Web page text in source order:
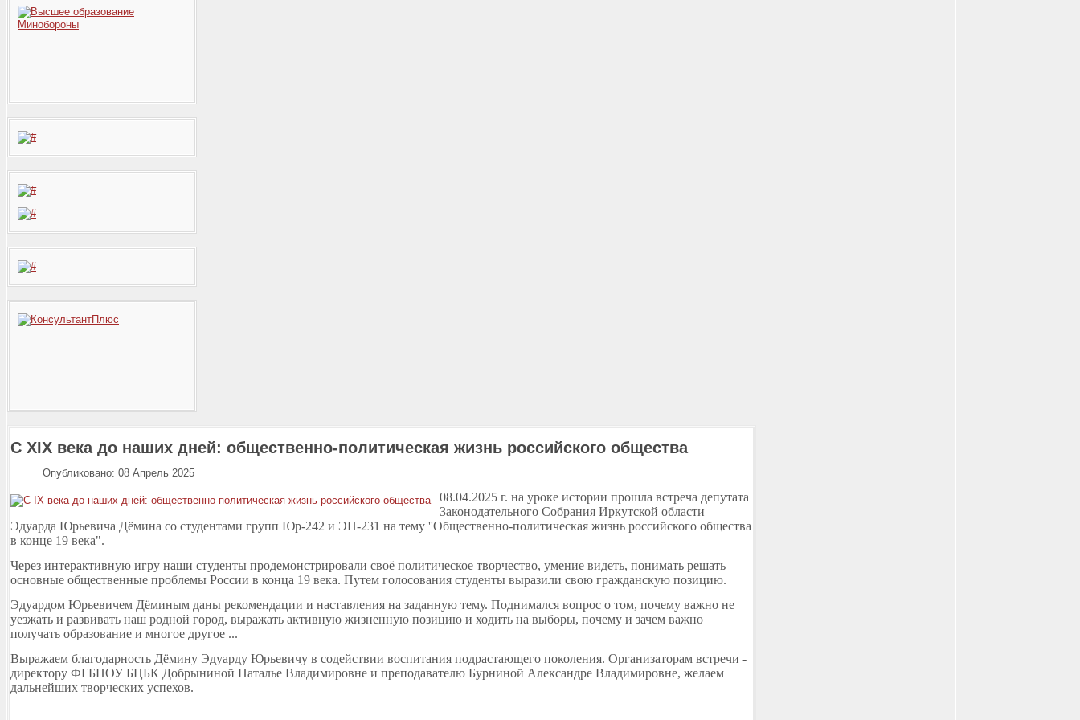
С XIX века до наших дней: общественно-политическая жизнь российского общества
Опубликовано: 08 Апрель 2025
08.04.2025 г. на уроке истории прошла встреча депутата
Законодательного Собрания Иркутской области
Эдуарда Юрьевича Дёмина со студентами групп Юр-242 и ЭП-231 на тему ''Общественно-политическая жизнь российского общества
в конце 19 века".
Через интерактивную игру наши студенты продемонстрировали своё политическое творчество, умение видеть, понимать решать
основные общественные проблемы России в конца 19 века. Путем голосования студенты выразили свою гражданскую позицию.
Эдуардом Юрьевичем Дёминым даны рекомендации и наставления на заданную тему. Поднимался вопрос о том, почему важно не
уезжать и развивать наш родной город, выражать активную жизненную позицию и ходить на выборы, почему и зачем важно
получать образование и многое другое ...
Выражаем благодарность Дёмину Эдуарду Юрьевичу в содействии воспитания подрастающего поколения. Организаторам встречи -
директору ФГБПОУ БЦБК Добрыниной Наталье Владимировне и преподавателю Бурниной Александре Владимировне, желаем
дальнейших творческих успехов.